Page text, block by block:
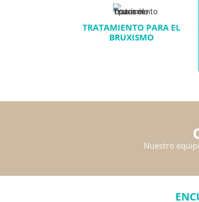
TRATAMIENTO PARA EL
BRUXISMO
Nuestro